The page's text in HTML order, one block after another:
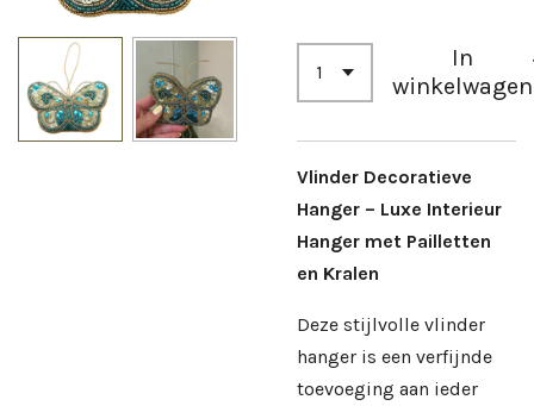
In
winkelwagen
Vlinder Decoratieve
Hanger – Luxe Interieur
Hanger met Pailletten
en Kralen
Deze stijlvolle vlinder
hanger is een verfijnde
toevoeging aan ieder